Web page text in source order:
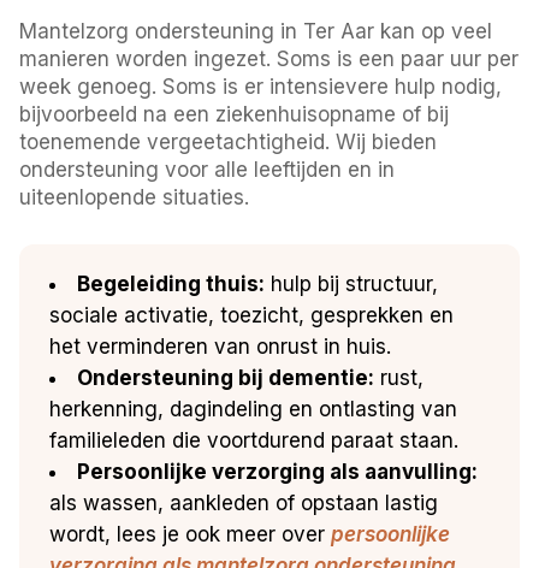
Mantelzorg ondersteuning in Ter Aar kan op veel
manieren worden ingezet. Soms is een paar uur per
week genoeg. Soms is er intensievere hulp nodig,
bijvoorbeeld na een ziekenhuisopname of bij
toenemende vergeetachtigheid. Wij bieden
ondersteuning voor alle leeftijden en in
uiteenlopende situaties.
Begeleiding thuis: hulp bij structuur,
sociale activatie, toezicht, gesprekken en
het verminderen van onrust in huis.
Ondersteuning bij dementie: rust,
herkenning, dagindeling en ontlasting van
familieleden die voortdurend paraat staan.
Persoonlijke verzorging als aanvulling:
als wassen, aankleden of opstaan lastig
wordt, lees je ook meer overpersoonlijke